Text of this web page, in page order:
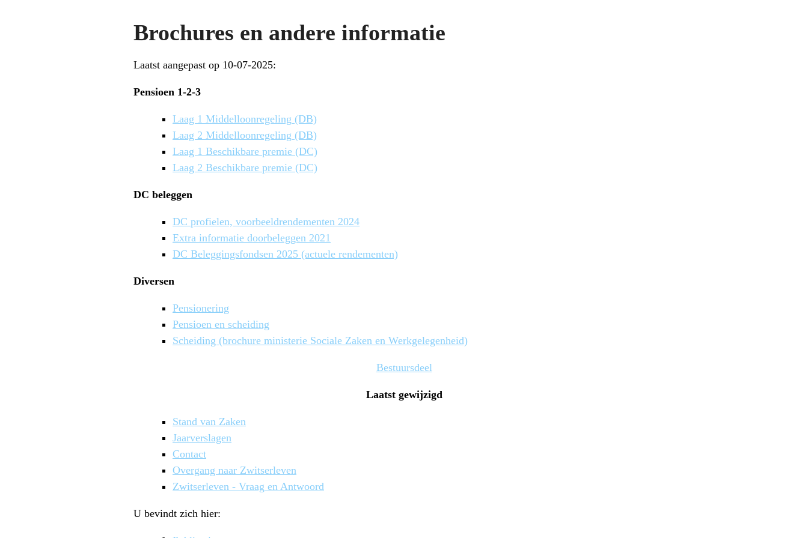
Brochures en andere informatie
Laatst aangepast op 10-07-2025:
Pensioen 1-2-3
Laag 1 Middelloonregeling (DB)
Laag 2 Middelloonregeling (DB)
Laag 1 Beschikbare premie (DC)
Laag 2 Beschikbare premie (DC)
DC beleggen
DC profielen, voorbeeldrendementen 2024
Extra informatie doorbeleggen 2021
DC Beleggingsfondsen 2025 (actuele rendementen)
Diversen
Pensionering
Pensioen en scheiding
Scheiding (brochure ministerie Sociale Zaken en Werkgelegenheid)
Bestuursdeel
Laatst gewijzigd
Stand van Zaken
Jaarverslagen
Contact
Overgang naar Zwitserleven
Zwitserleven - Vraag en Antwoord
U bevindt zich hier: